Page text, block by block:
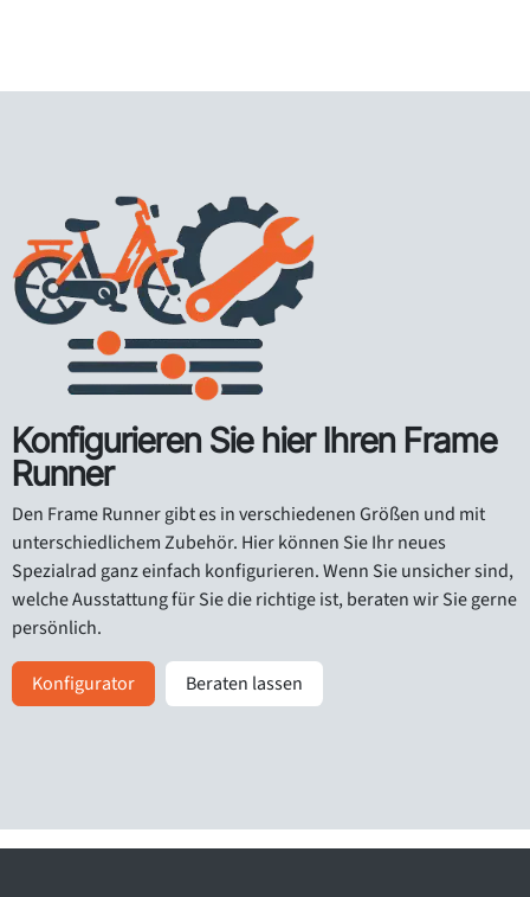
Konfigurieren Sie hier Ihren Frame
Runner
Den Frame Runner gibt es in verschiedenen Größen und mit
unterschiedlichem Zubehör. Hier können Sie Ihr neues
Spezialrad ganz einfach konfigurieren. Wenn Sie unsicher sind,
welche Ausstattung für Sie die richtige ist, beraten wir Sie gerne
persönlich.
Konfigurator Beraten lassen